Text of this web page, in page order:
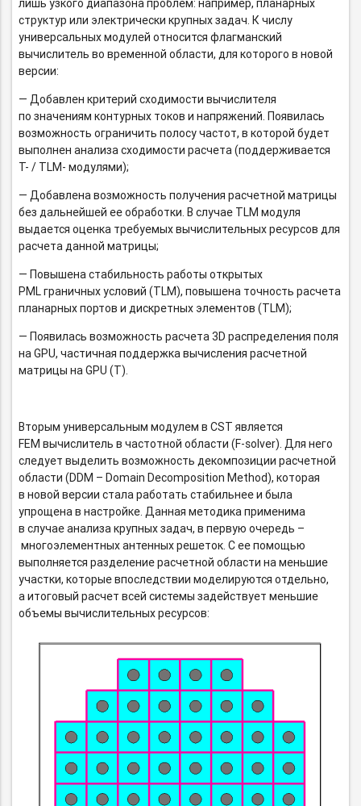
лишь узкого диапазона проблем: например, планарных
структур или электрически крупных задач. К числу
универсальных модулей относится флагманский
вычислитель во временной области, для которого в новой
версии:
— Добавлен критерий сходимости вычислителя
по значениям контурных токов и напряжений. Появилась
возможность ограничить полосу частот, в которой будет
выполнен анализа сходимости расчета (поддерживается
T- / TLM- модулями);
— Добавлена возможность получения расчетной матрицы
без дальнейшей ее обработки. В случае TLM модуля
выдается оценка требуемых вычислительных ресурсов для
расчета данной матрицы;
— Повышена стабильность работы открытых
PML граничных условий (TLM), повышена точность расчета
планарных портов и дискретных элементов (TLM);
— Появилась возможность расчета 3D распределения поля
на GPU, частичная поддержка вычисления расчетной
матрицы на GPU (T).
Вторым универсальным модулем в CST является
FEM вычислитель в частотной области(F-solver). Для него
следует выделить возможность декомпозиции расчетной
области (DDM – Domain Decomposition Method), которая
в новой версии стала работать стабильнее и была
упрощена в настройке. Данная методика применима
в случае анализа крупных задач, в первую очередь –
многоэлементных антенных решеток. С ее помощью
выполняется разделение расчетной области на меньшие
участки, которые впоследствии моделируются отдельно,
а итоговый расчет всей системы задействует меньшие
объемы вычислительных ресурсов: